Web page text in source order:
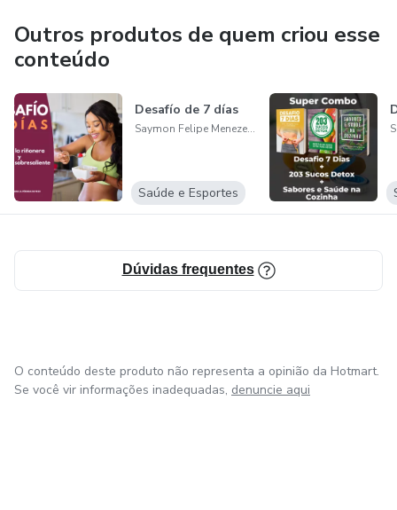
Outros produtos de quem criou esse
conteúdo
Desafío de 7 días
Saymon Felipe Menezes da Silva
Saúde e Esportes
Dúvidas frequentes
O conteúdo deste produto não representa a opinião da Hotmart.
Se você vir informações inadequadas, denuncie aqui